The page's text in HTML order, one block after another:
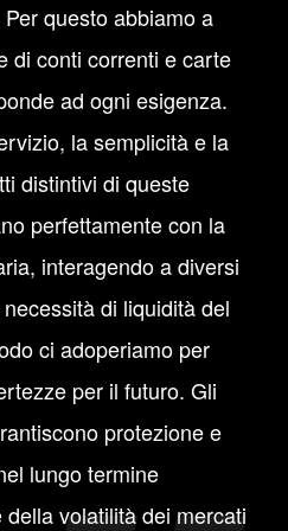
questo abbiamo a
di conti correnti e carte
ad ogni esigenza.
la semplicità e la
distintivi di queste
perfettamente con la
interagendo a diversi
di liquidità del
ci adoperiamo per
per il futuro. Gli
protezione e
lungo termine
volatilità dei mercati